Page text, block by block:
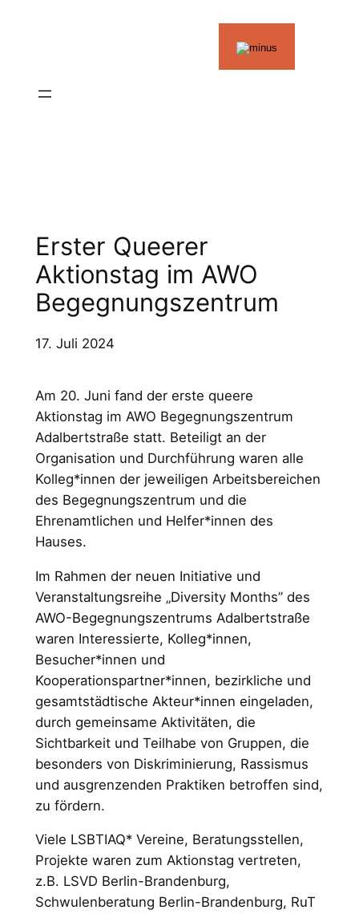
Erster Queerer
Aktionstag im AWO
Begegnungszentrum
17. Juli 2024
Am 20. Juni fand der erste queere
Aktionstag im AWO Begegnungszentrum
Adalbertstraße statt. Beteiligt an der
Organisation und Durchführung waren alle
Kolleg*innen der jeweiligen Arbeitsbereichen
des Begegnungszentrum und die
Ehrenamtlichen und Helfer*innen des
Hauses.
Im Rahmen der neuen Initiative und
Veranstaltungsreihe „Diversity Months” des
AWO-Begegnungszentrums Adalbertstraße
waren Interessierte, Kolleg*innen,
Besucher*innen und
Kooperationspartner*innen, bezirkliche und
gesamtstädtische Akteur*innen eingeladen,
durch gemeinsame Aktivitäten, die
Sichtbarkeit und Teilhabe von Gruppen, die
besonders von Diskriminierung, Rassismus
und ausgrenzenden Praktiken betroffen sind,
zu fördern.
Viele LSBTIAQ* Vereine, Beratungsstellen,
Projekte waren zum Aktionstag vertreten,
z.B. LSVD Berlin-Brandenburg,
Schwulenberatung Berlin-Brandenburg, RuT